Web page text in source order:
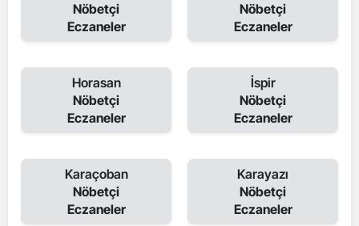
Nöbetçi
Eczaneler
Nöbetçi
Eczaneler
Horasan
Nöbetçi
Eczaneler
İspir
Nöbetçi
Eczaneler
Karaçoban
Nöbetçi
Eczaneler
Karayazı
Nöbetçi
Eczaneler